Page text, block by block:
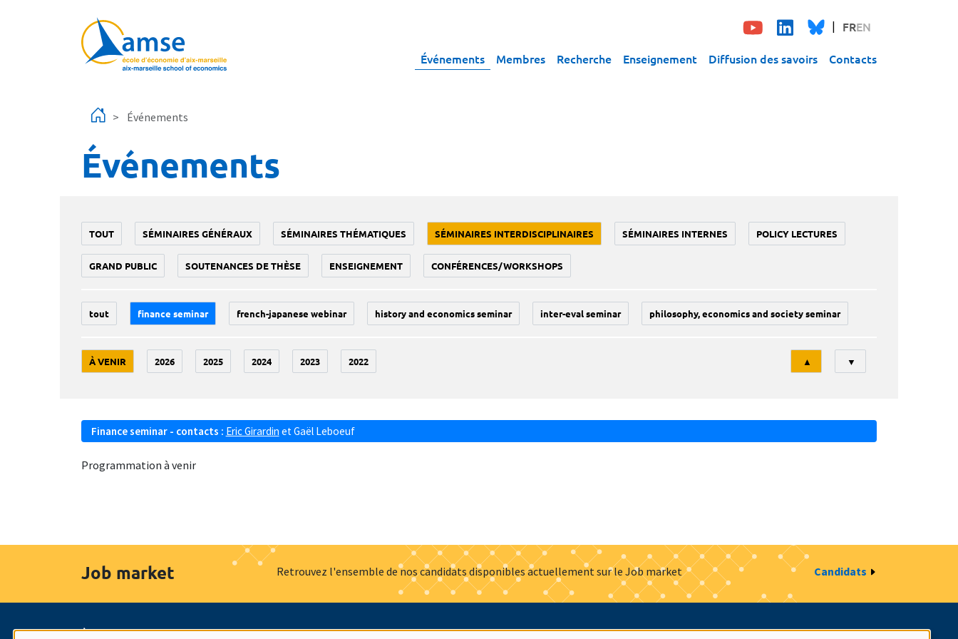
FREN
Événements Membres Recherche Enseignement Diffusion des savoirs Contacts
Événements
Événements
TOUT SÉMINAIRES GÉNÉRAUX SÉMINAIRES THÉMATIQUES SÉMINAIRES INTERDISCIPLINAIRES SÉMINAIRES INTERNES POLICY LECTURES
GRAND PUBLIC SOUTENANCES DE THÈSE ENSEIGNEMENT CONFÉRENCES/WORKSHOPS
tout finance seminar french-japanese webinar history and economics seminar inter-eval seminar philosophy, economics and society seminar
À VENIR 2026 2025 2024 2023 2022
Tri
▲ ▼
Finance seminar - contacts : Eric Girardin et Gaël Leboeuf
Programmation à venir
Job market Retrouvez l'ensemble de nos candidats disponibles actuellement sur le Job market Candidats
À propos Nos engagements Hommage à Actualités Offres d'emploi Presse Mentions légales Gestion des cookies Intranet